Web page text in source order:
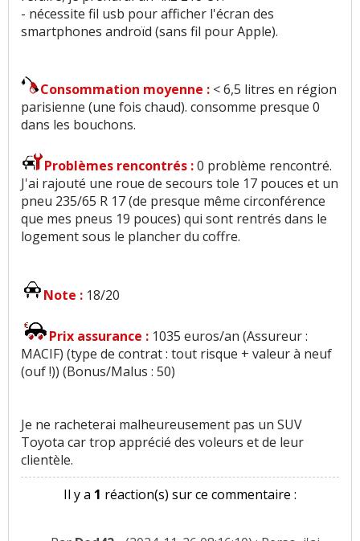
- nécessite fil usb pour afficher l'écran des
smartphones androïd (sans fil pour Apple).
Consommation moyenne : < 6,5 litres en région
parisienne (une fois chaud). consomme presque 0
dans les bouchons.
Problèmes rencontrés :0 problème rencontré.
J'ai rajouté une roue de secours tole 17 pouces et un
pneu 235/65 R 17 (de presque même circonférence
que mes pneus 19 pouces) qui sont rentrés dans le
logement sous le plancher du coffre.
Note : 18/20
Prix assurance : 1035 euros/an (Assureur :
MACIF) (type de contrat : tout risque + valeur à neuf
(ouf !)) (Bonus/Malus : 50)
Je ne racheterai malheureusement pas un SUV
Toyota car trop apprécié des voleurs et de leur
clientèle.
Il y a 1 réaction(s) sur ce commentaire :